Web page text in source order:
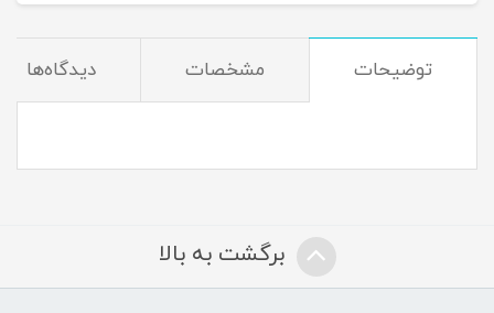
توضیحات مشخصات دیدگاه‌ها
برگشت به بالا